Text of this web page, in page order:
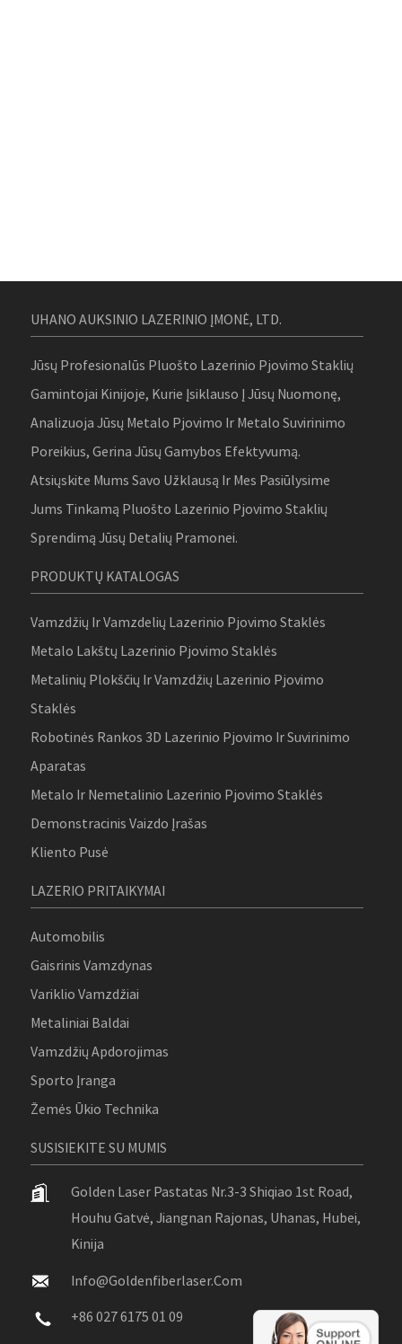
UHANO AUKSINIO LAZERINIO ĮMONĖ, LTD.
Jūsų Profesionalūs Pluošto Lazerinio Pjovimo Staklių
Gamintojai Kinijoje, Kurie Įsiklauso Į Jūsų Nuomonę,
Analizuoja Jūsų Metalo Pjovimo Ir Metalo Suvirinimo
Poreikius, Gerina Jūsų Gamybos Efektyvumą.
Atsiųskite Mums Savo Užklausą Ir Mes Pasiūlysime
Jums Tinkamą Pluošto Lazerinio Pjovimo Staklių
Sprendimą Jūsų Detalių Pramonei.
PRODUKTŲ KATALOGAS
Vamzdžių Ir Vamzdelių Lazerinio Pjovimo Staklės
Metalo Lakštų Lazerinio Pjovimo Staklės
Metalinių Plokščių Ir Vamzdžių Lazerinio Pjovimo
Staklės
Robotinės Rankos 3D Lazerinio Pjovimo Ir Suvirinimo
Aparatas
Metalo Ir Nemetalinio Lazerinio Pjovimo Staklės
Demonstracinis Vaizdo Įrašas
Kliento Pusė
LAZERIO PRITAIKYMAI
Automobilis
Gaisrinis Vamzdynas
Variklio Vamzdžiai
Metaliniai Baldai
Vamzdžių Apdorojimas
Sporto Įranga
Žemės Ūkio Technika
SUSISIEKITE SU MUMIS
Golden Laser Pastatas Nr.3-3 Shiqiao 1st Road,
Houhu Gatvė, Jiangnan Rajonas, Uhanas, Hubei,
Kinija
Info@goldenfiberlaser.com
+86 027 6175 01 09